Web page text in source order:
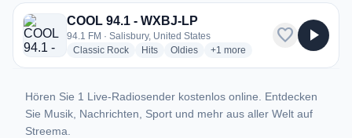
1 Radiosender aus Salisbury
COOL 94.1 - WXBJ-LP
94.1 FM · Salisbury, United States
Classic Rockradio stations
Hitsradio stations
Oldiesradio stations
+1 more genres for COOL 94.1 -
more
favorite play_arrow
Hören Sie 1 Live-Radiosender kostenlos online. Entdecken
Sie Musik, Nachrichten, Sport und mehr aus aller Welt auf
Streema.